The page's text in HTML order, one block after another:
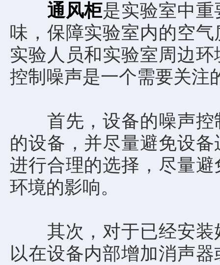
通风柜是实验室中
味，保障实验室内的空
实验人员和实验室周边
控制噪声是一个需要关注
首先，设备的噪声控
的设备，并尽量避免设
进行合理的选择，尽量
环境的影响。
其次，对于已经安装
以在设备内部增加消声